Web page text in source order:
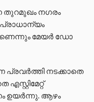
തുറമുഖം നഗരം
മേയർ ഡോ
പ്രവർത്തി നടക്കാതെ
ഉയർന്നു. ആഴം